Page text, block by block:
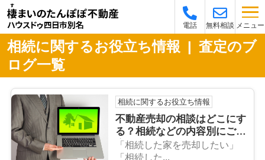
電話 無料相談 メニュー
相続に関するお役立ち情報 | 査定のブ
ログ一覧
相続に関するお役立ち情報
不動産売却の相談はどこにす
る？相続などの内容別にご紹
介
「相続した家を売却したい」
「相続した...